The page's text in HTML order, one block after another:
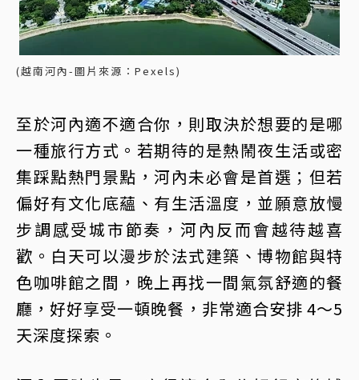
(越南河內-圖片來源：Pexels)
至於河內適不適合你，則取決於想要的是哪
一種旅行方式。若期待的是熱鬧夜生活或密
集踩點熱門景點，河內未必會是首選；但若
偏好有文化底蘊、有生活溫度，並願意放慢
步調感受城市節奏，河內反而會越待越喜
歡。白天可以漫步於法式建築、博物館與特
色咖啡館之間，晚上再找一間氣氛舒適的餐
廳，好好享受一頓晚餐，非常適合安排 4～5
天深度探索。